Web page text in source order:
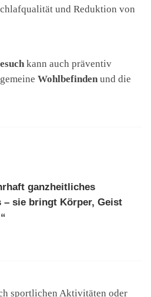
und Reduktion von
kann auch präventiv
Wohlbefinden und die
ganzheitliches
– sie bringt Körper, Geist
sportlichen Aktivitäten oder